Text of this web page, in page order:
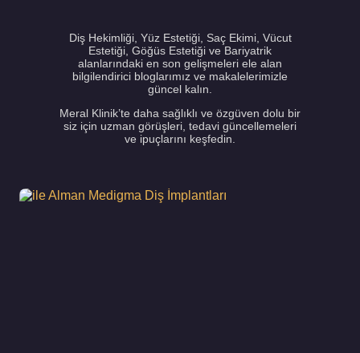
Diş Hekimliği, Yüz Estetiği, Saç Ekimi, Vücut
Estetiği, Göğüs Estetiği ve Bariyatrik
alanlarındaki en son gelişmeleri ele alan
bilgilendirici bloglarımız ve makalelerimizle
güncel kalın.
Meral Klinik’te daha sağlıklı ve özgüven dolu bir
siz için uzman görüşleri, tedavi güncellemeleri
ve ipuçlarını keşfedin.